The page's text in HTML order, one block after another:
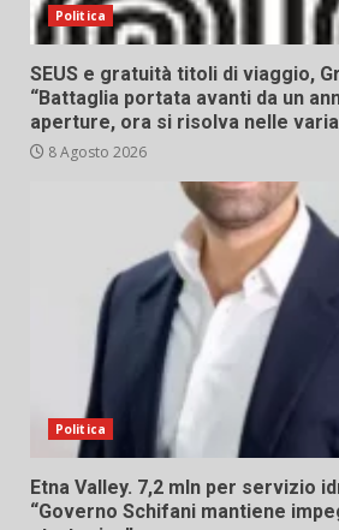
Politica
SEUS e gratuità titoli di viaggio,
“Battaglia portata avanti da un
aperture, ora si risolva nelle
8 Agosto 2026
Politica
Etna Valley. 7,2 mln per servizio
“Governo Schifani mantiene